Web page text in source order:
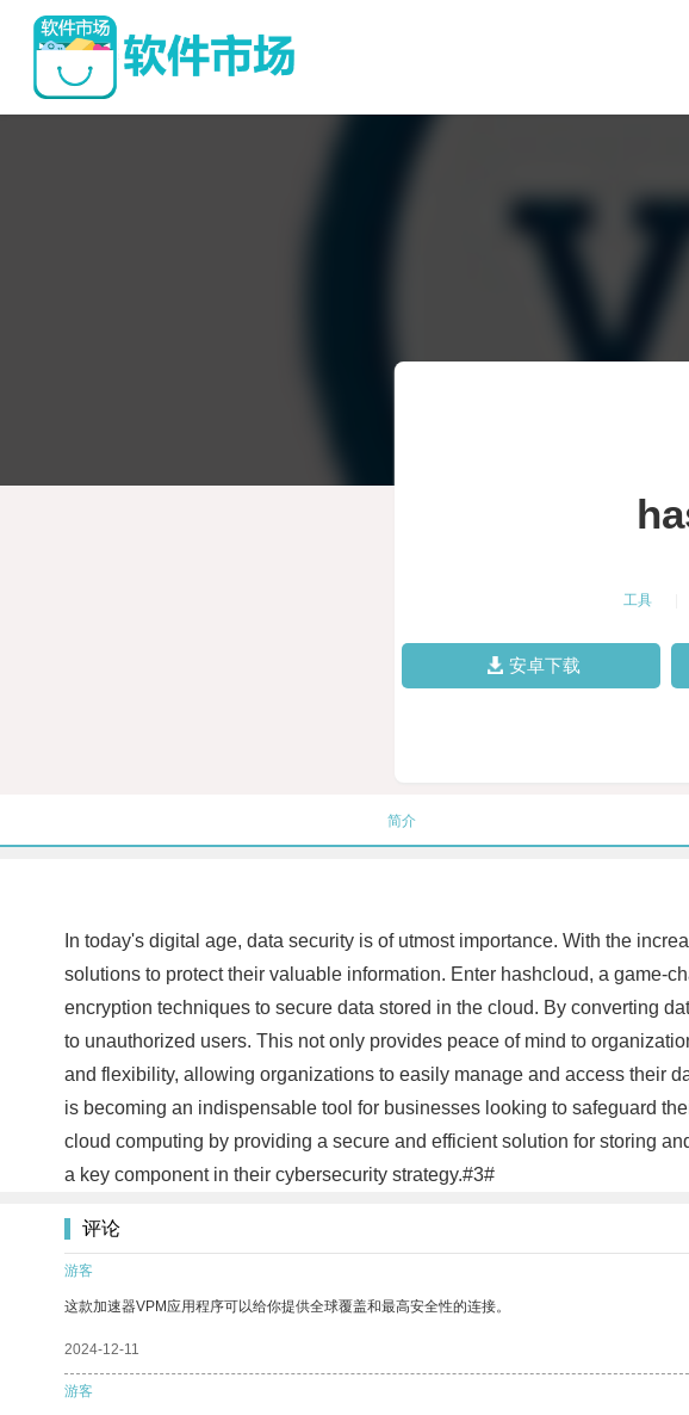
工具
安卓下载
简介
In today's digital age, data security is of utmost importance. With the
solutions to protect their valuable information. Enter hashcloud, a game-
encryption techniques to secure data stored in the cloud. By converting
to unauthorized users. This not only provides peace of mind to
and flexibility, allowing organizations to easily manage and access their
is becoming an indispensable tool for businesses looking to safeguard
cloud computing by providing a secure and efficient solution for storing
a key component in their cybersecurity strategy.#3#
评论
游客
这款加速器VPM应用程序可以给你提供全球覆盖和最高安全性的连接。
2024-12-11
游客